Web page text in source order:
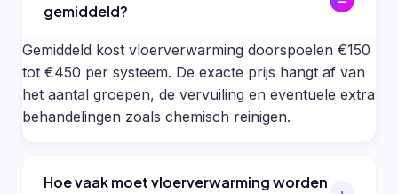
gemiddeld?
Gemiddeld kost vloerverwarming doorspoelen €150
tot €450 per systeem. De exacte prijs hangt af van
het aantal groepen, de vervuiling en eventuele extra
behandelingen zoals chemisch reinigen.
Hoe vaak moet vloerverwarming worden